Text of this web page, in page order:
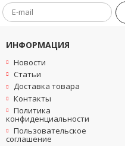
ИНФОРМАЦИЯ
Новости
Статьи
Доставка товара
Контакты
Политика
конфиденциальности
Пользовательское
соглашение